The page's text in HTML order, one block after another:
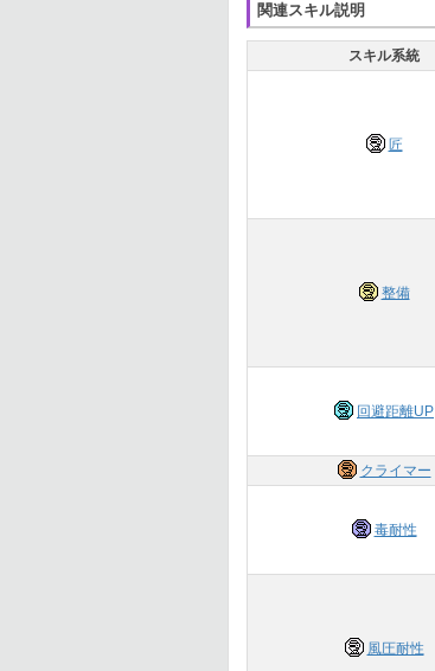
関連スキル説明
スキル系統
匠
整備
回避距離UP
クライマー
毒耐性
風圧耐性